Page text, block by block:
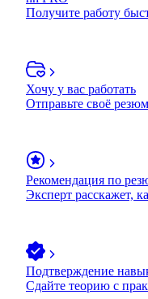
Получите работу
Хочу у вас работать
Отправьте своё
Рекомендация по
Эксперт расскажет,
Подтверждение
Сдайте теорию с